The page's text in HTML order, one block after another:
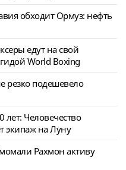
обходит Ормуз: нефть
едут на свой
World Boxing
резко подешевело
лет: Человечество
экипаж на Луну
Рахмон активу